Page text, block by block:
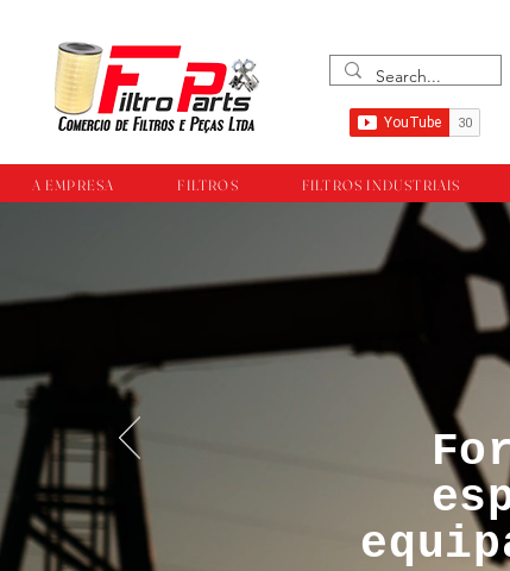
A EMPRESA FILTROS FILTROS INDUSTRIAIS
™®©Todos os
empresa